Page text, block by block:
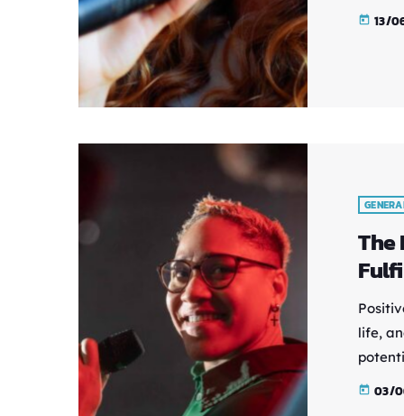
of
today 13/
The
life,
and
today 03/